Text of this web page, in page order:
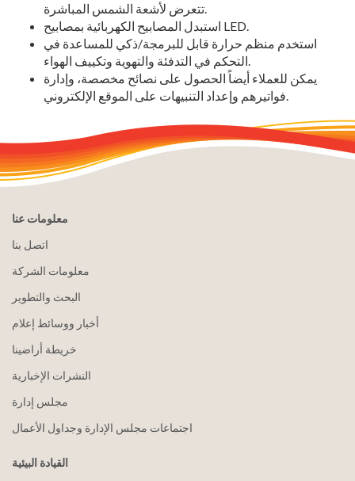
تتعرض لأشعة الشمس المباشرة.
استبدل المصابيح الكهربائية بمصابيح LED.
استخدم منظم حرارة قابل للبرمجة/ذكي للمساعدة في
التحكم في التدفئة والتهوية وتكييف الهواء.
يمكن للعملاء أيضاً الحصول على نصائح مخصصة، وإدارة
فواتيرهم وإعداد التنبيهات على الموقع الإلكتروني.
معلومات عنا
اتصل بنا
معلومات الشركة
البحث والتطوير
أخبار ووسائط إعلام
خريطة أراضينا
النشرات الإخبارية
مجلس إدارة
اجتماعات مجلس الإدارة وجداول الأعمال
القيادة البيئية